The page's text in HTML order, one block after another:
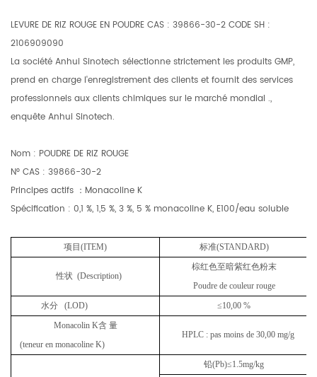
LEVURE DE RIZ ROUGE EN POUDRE CAS : 39866-30-2 CODE SH :
2106909090
La société Anhui Sinotech sélectionne strictement les produits GMP,
prend en charge l'enregistrement des clients et fournit des services
professionnels aux clients chimiques sur le marché mondial .,
enquête Anhui Sinotech.
Nom : POUDRE DE RIZ ROUGE
N° CAS : 39866-30-2
Principes actifs ： Monacoline K
Spécification : 0,1 %, 1,5 %, 3 %, 5 % monacoline K, E100/eau soluble
项目 (ITEM) 标准(STANDARD)
性状(Description)
棕红色至暗紫红色粉末
Poudre de couleur rouge
水分 (LOD)
≤10,00 %
Monacolin K含 量
(teneur en monacoline K)
HPLC : pas moins de 30,00 mg/g
铅(Pb)≤1.5mg/kg